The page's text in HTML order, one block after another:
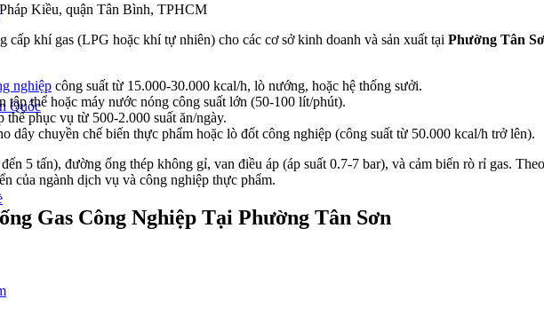
Quốc
Kiều, quận Tân Bình, TPHCM
cấp khí gas (LPG hoặc khí tự nhiên) cho các cơ sở kinh doanh và sản xuất tại Phường Tân
nghiệp công suất từ 15.000-30.000 kcal/h, lò nướng, hoặc hệ thống sưởi.
tập thể hoặc máy nước nóng công suất lớn (50-100 lít/phút).
thể phục vụ từ 500-2.000 suất ăn/ngày.
dây chuyền chế biến thực phẩm hoặc lò đốt công nghiệp (công suất từ 50.000 kcal/h trở lên).
5 tấn), đường ống thép không gỉ, van điều áp (áp suất 0.7-7 bar), và cảm biến rò rỉ gas.
của ngành dịch vụ và công nghiệp thực phẩm.
Gas Công Nghiệp Tại Phường Tân Sơn